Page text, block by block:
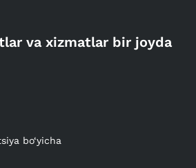
va xizmatlar bir joyda
bo‘yicha